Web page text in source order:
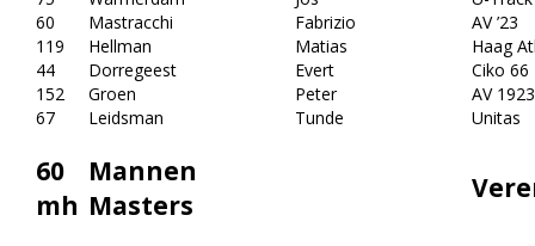
60
Mastracchi Fabrizio
AV ’23
119
Hellman Matias
Haag
44
Dorregeest Evert
Ciko 66
152
Groen Peter
AV 1923
67
Leidsman Tunde Unitas
60
mh
Mannen
Masters